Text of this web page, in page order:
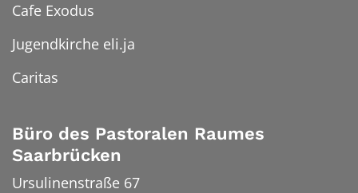
Cafe Exodus
Jugendkirche eli.ja
Caritas
Büro des Pastoralen Raumes
Saarbrücken
Ursulinenstraße 67